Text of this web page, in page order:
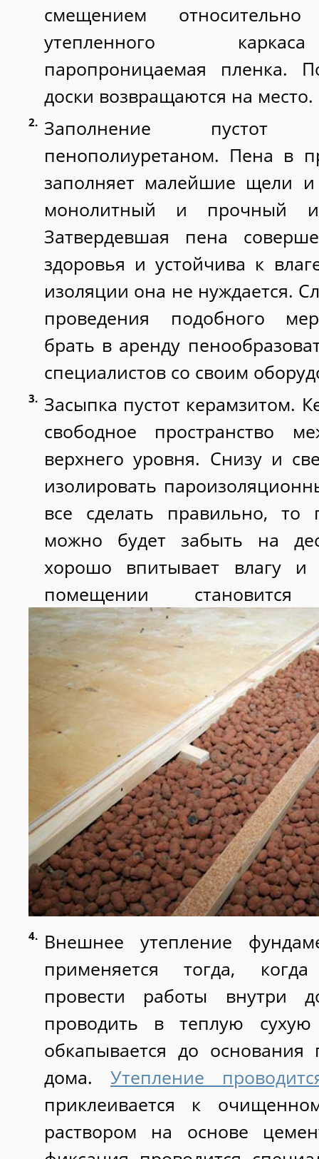
смещением
утепленного
паропроницаемая пленка.
доски возвращаются на место.
Заполнение
пенополиуретаном. Пена в
заполняет малейшие щели и
монолитный и прочный
Затвердевшая пена
здоровья и устойчива к
изоляции она не нуждается.
проведения подобного
брать в аренду
специалистов со своим
Засыпка пустот керамзитом.
свободное пространство
верхнего уровня. Снизу и
изолировать
все сделать правильно,
можно будет забыть на
хорошо впитывает влагу и
помещении
Внешнее утепление
применяется тогда,
провести работы внутри
проводить в теплую
обкапывается до
дома. Утепление
приклеивается к
раствором на основе